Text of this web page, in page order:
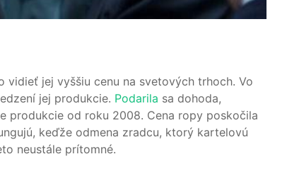
jej vyššiu cenu na svetových trhoch. Vo
jej produkcie. Podarila sa dohoda,
produkcie od roku 2008. Cena ropy poskočila
keďže odmena zradcu, ktorý kartelovú
neustále prítomné.